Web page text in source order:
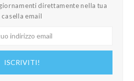
direttamente nella tua
casella email
ISCRIVITI!